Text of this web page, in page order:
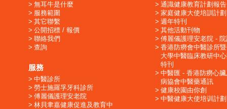
無耳牛是什麼
服務範圍
其它聯繫
公開招標 / 報價
聯絡我們
查詢
服務
中醫診所
勞士施羅孚牙科診所
傅麗儀護理安老院
林貝聿嘉健康促進及教育中
通識健康教育計劃報告
家庭健康大使培訓計劃
週年特刊
其他活動刊物
傅麗儀護理安老院 -
香港防癆會中醫診所
大學中醫臨床教研中
特刊
中醫匯 - 香港防癆心
病協會中醫藥通訊
健康校園由你創
中醫健康大使培训計劃